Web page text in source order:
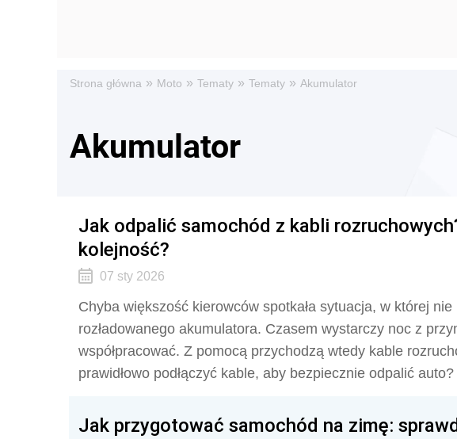
Strona główna » Moto » Tematy » Tematy » Akumulator
Akumulator
Jak odpalić samochód z kabli
kolejność?
07 sty 2026
Chyba większość kierowców spotkała sytuacja, w której
rozładowanego akumulatora. Czasem wystarczy noc z
współpracować. Z pomocą przychodzą wtedy kable
prawidłowo podłączyć kable, aby bezpiecznie odpalić
Jak przygotować samochód na zimę: